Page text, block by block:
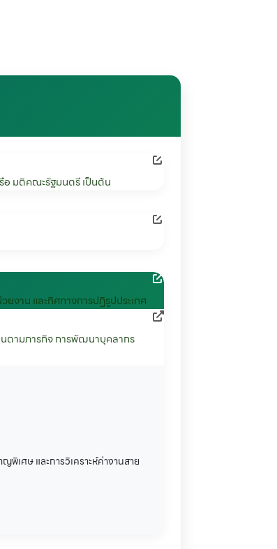
อ มติคณะรัฐมนตรี เป็นต้น
งาน และทิศทางการปฏิรูปประเทศ
นตามภารกิจ การพัฒนาบุคลากร
เศษ และการวิเคราะห์ค่างานสาย